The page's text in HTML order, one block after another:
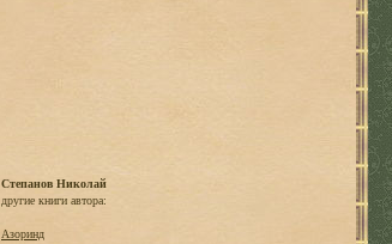
Степанов Николай
другие книги автора:
Азоринд